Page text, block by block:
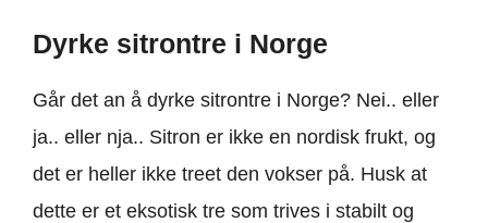
Dyrke sitrontre i Norge
Går det an å dyrke sitrontre i Norge? Nei.. eller
ja.. eller nja.. Sitron er ikke en nordisk frukt, og
det er heller ikke treet den vokser på. Husk at
dette er et eksotisk tre som trives i stabilt og